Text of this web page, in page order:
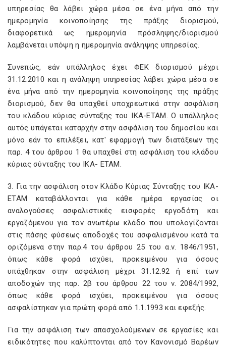
υπηρεσίας θα λάβει χώρα μέσα σε ένα μήνα από την
ημερομηνία κοινοποίησης της πράξης διορισμού,
διαφορετικά ως ημερομηνία πρόσληψης/διορισμού
λαμβάνεται υπόψη η ημερομηνία ανάληψης υπηρεσίας.
Συνεπώς, εάν υπάλληλος έχει ΦΕΚ διορισμού μέχρι
31.12.2010 και η ανάληψη υπηρεσίας λάβει χώρα μέσα σε
ένα μήνα από την ημερομηνία κοινοποίησης της πράξης
διορισμού, δεν θα υπαχθεί υποχρεωτικά στην ασφάλιση
του κλάδου κύριας σύνταξης του ΙΚΑ-ΕΤΑΜ. Ο υπάλληλος
αυτός υπάγεται καταρχήν στην ασφάλιση του δημοσίου και
μόνο εάν το επιλέξει, κατ' εφαρμογή των διατάξεων της
παρ. 4 του άρθρου 1 θα υπαχθεί στη ασφάλιση του κλάδου
κύριας σύνταξης του ΙΚΑ- ΕΤΑΜ.
3. Για την ασφάλιση στον Κλάδο Κύριας Σύνταξης του ΙΚΑ-
ΕΤΑΜ καταβάλλονται για κάθε ημέρα εργασίας οι
αναλογούσες ασφαλιστικές εισφορές εργοδότη και
εργαζόμενου για τον ανωτέρω κλάδο που υπολογίζονται
στις πάσης φύσεως αποδοχές του ασφαλισμένου κατά τα
οριζόμενα στην παρ.4 του άρθρου 25 του α.ν. 1846/1951,
όπως κάθε φορά ισχύει, προκειμένου για όσους
υπάχθηκαν στην ασφάλιση μέχρι 31.12.92 ή επί των
αποδοχών της παρ. 2β του άρθρου 22 του ν. 2084/1992,
όπως κάθε φορά ισχύει, προκειμένου για όσους
ασφαλίστηκαν για πρώτη φορά από 1.1.1993 και εφεξής.
Για την ασφάλιση των απασχολούμενων σε εργασίες και
ειδικότητες που καλύπτονται από τον Κανονισμό Βαρέων